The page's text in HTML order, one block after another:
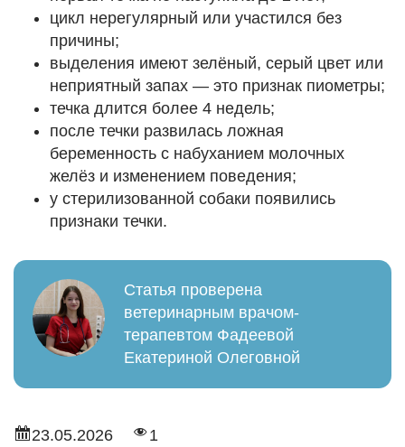
цикл нерегулярный или участился без
причины;
выделения имеют зелёный, серый цвет или
неприятный запах — это признак пиометры;
течка длится более 4 недель;
после течки развилась ложная
беременность с набуханием молочных
желёз и изменением поведения;
у стерилизованной собаки появились
признаки течки.
Статья проверена
ветеринарным врачом-
терапевтом Фадеевой
Екатериной Олеговной
23.05.2026 1